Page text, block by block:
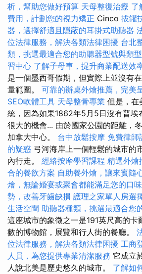
析，幫助您做好預算 天母整復治療 了
費用，計劃您的視力矯正 Cinco 拔罐
器，選擇舒適且隱蔽的耳掛式助聽器
位法律服務，解決各類法律困擾 台北
類，挑選最適合您的助聽器型號與類型
習中心 了解子母車，提升商業配送效
是一個墨西哥假期，但實際上並沒有
量範圍。 可靠的辦桌外燴推薦，完美
SEO軟體工具 天母整骨專業 但是，在
統，因為如果1862年5月5日沒有普埃
很大的機會... 由於國家公園的距離，
加拿大中心。 台中放鬆按摩 免費律師
的疑惑 弓河海岸上一個輕鬆的城市的
內行走。 經絡按摩學習課程 精選外燴
合的餐飲方案 自助餐外燴，讓來賓隨
燴，無論婚宴或聚會都能滿足您的口味
勢，改善牙齒缺損 護理之家單人房選
生活空間 助聽器種類，挑選最適合您
這座城市的象徵之一是191英尺高的卡
數的博物館，展覽和行人街的餐廳。
位法律服務，解決各類法律困擾 工商
人員，為您提供專業清潔服務 它成立
人說北美是歷史悠久的城市。 了解如